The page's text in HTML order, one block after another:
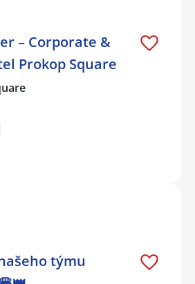
– Corporate &
Prokop Square
týmu